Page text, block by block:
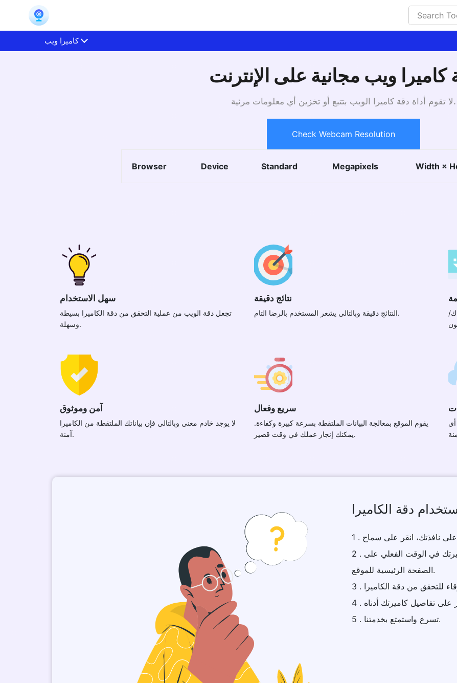
كاميرا ويب
كاميرا ويب مجانية على الإنترنت
لا تقوم أداة دقة كاميرا الويب بتتبع أو تخزين أي معلومات مرئية.
Check Webcam Resolution
Browser Device Standard Megapixels Width ×
سهل الاستخدام
تجعل دقة الويب من عملية التحقق من دقة الكاميرا بسيطة
وسهلة.
نتائج دقيقة
النتائج دقيقة وبالتالي يشعر المستخدم بالرضا التام.
آمن وموثوق
لا يوجد خادم معني وبالتالي فإن بياناتك الملتقطة من الكاميرا
آمنة.
سريع وفعال
يقوم الموقع بمعالجة البيانات الملتقطة بسرعة كبيرة وكفاءة.
يمكنك إنجاز عملك في وقت قصير.
دقة الكاميرا
2 . على الفور، ستظهر دفق الفيديو الملتقط من كاميرتك في الوقت الفعلي على
الصفحة الرئيسية للموقع.
5 . تسرع واستمتع بخدمتنا.